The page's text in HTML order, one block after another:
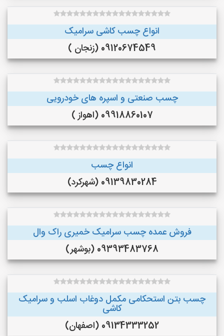
انواع چسب کاشی سرامیک
09120674549 (زنجان )
چسب صنعتی و اسپره های خودرویی
09918860107 (اهواز )
انواع چسب
09139830284 (شهرکرد)
فروش عمده چسب سرامیک خمیری راک وال
09393483768 (بوشهر)
چسب بتن استحکامی مکمل دوغاب اسلب و سرامیک
کاشی
09134333252 (اصفهان)